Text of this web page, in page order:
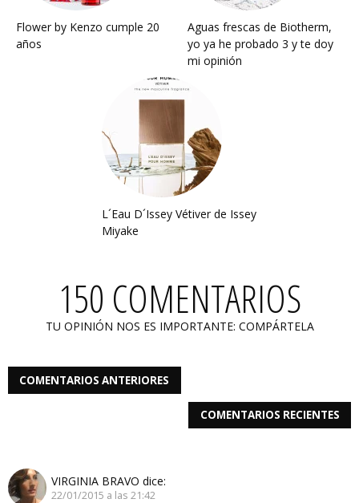
Flower by Kenzo cumple 20
años
Aguas frescas de Biotherm,
yo ya he probado 3 y te doy
mi opinión
L´Eau D´Issey Vétiver de Issey
Miyake
150 COMENTARIOS
TU OPINIÓN NOS ES IMPORTANTE: COMPÁRTELA
COMENTARIOS ANTERIORES
COMENTARIOS RECIENTES
VIRGINIA BRAVO dice:
22/01/2015 a las 21:42